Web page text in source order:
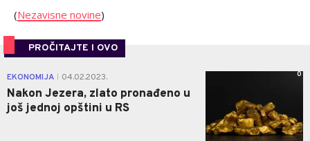
(Nezavisne novine)
PROČITAJTE I OVO
EKONOMIJA 04.02.2023.
Nakon Jezera, zlato pronađeno u
još jednoj opštini u RS
0